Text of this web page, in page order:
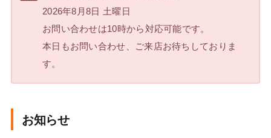
2026年8月8日 土曜日
お問い合わせは10時から対応可能です。
本日もお問い合わせ、ご来店お待ちしておりま
す。
お知らせ